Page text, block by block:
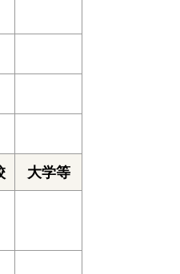
大学等